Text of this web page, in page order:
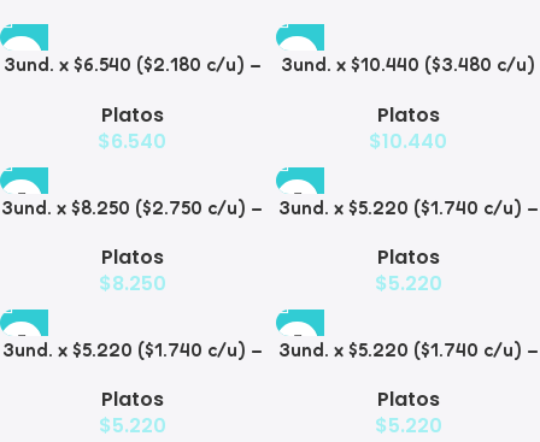
3und. x $6.540 ($2.180 c/u) –
Mascotas con Diseño
Decorativo
Platos
$6.540
3und. x $10.440 ($3.480 c/u)
Mascotas con Bowl de Acero
Platos
$10.440
3und. x $8.250 ($2.750 c/u) –
Mascotas con Diseño de
Gatos
Platos
$8.250
3und. x $5.220 ($1.740 c/u) –
Mascotas Texturizado
Platos
$5.220
3und. x $5.220 ($1.740 c/u) –
Mascotas Diseño Pastel
Platos
$5.220
3und. x $5.220 ($1.740 c/u) –
Mascotas con Diseños
Estampados
Platos
$5.220